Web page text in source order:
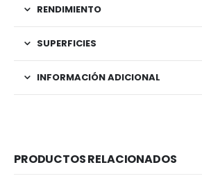
RENDIMIENTO
SUPERFICIES
INFORMACIÓN ADICIONAL
PRODUCTOS RELACIONADOS